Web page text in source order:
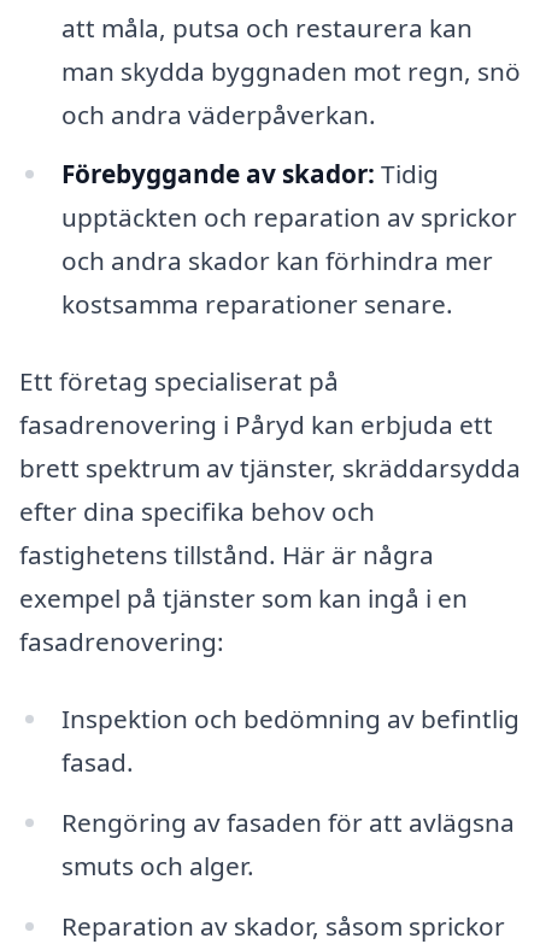
att måla, putsa och restaurera kan
man skydda byggnaden mot regn, snö
och andra väderpåverkan.
Förebyggande av skador: Tidig
upptäckten och reparation av sprickor
och andra skador kan förhindra mer
kostsamma reparationer senare.
Ett företag specialiserat på
fasadrenovering i Påryd kan erbjuda ett
brett spektrum av tjänster, skräddarsydda
efter dina specifika behov och
fastighetens tillstånd. Här är några
exempel på tjänster som kan ingå i en
fasadrenovering:
Inspektion och bedömning av befintlig
fasad.
Rengöring av fasaden för att avlägsna
smuts och alger.
Reparation av skador, såsom sprickor